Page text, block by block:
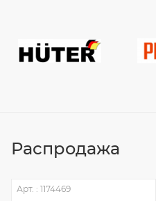
Распродажа
Арт. : 1174469